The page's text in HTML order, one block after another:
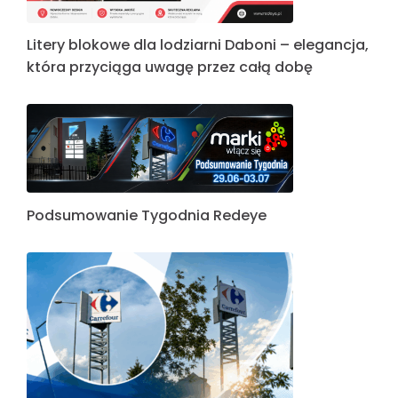
Litery blokowe dla lodziarni Daboni – elegancja,
która przyciąga uwagę przez całą dobę
Podsumowanie Tygodnia Redeye